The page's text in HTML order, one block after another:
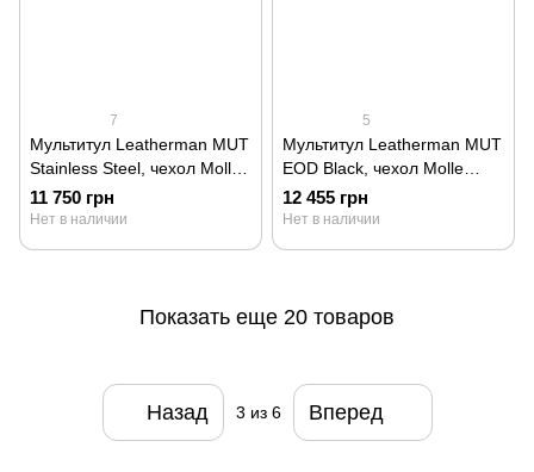
7
Мультитул Leatherman MUT
Stainless Steel, чехол Molle
850012N
11 750 грн
Нет в наличии
5
Мультитул Leatherman MUT
EOD Black, чехол Molle
коричневый 850032N
12 455 грн
Нет в наличии
Показать еще 20 товаров
Назад 3 из 6 Вперед